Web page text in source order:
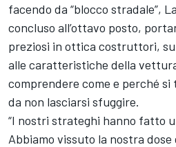
facendo da “blocco stradale”,
concluso all’ottavo posto,
preziosi in ottica costruttori,
alle caratteristiche della
comprendere come e perché
da non lasciarsi sfuggire.
“I nostri strateghi hanno fatto
Abbiamo vissuto la nostra